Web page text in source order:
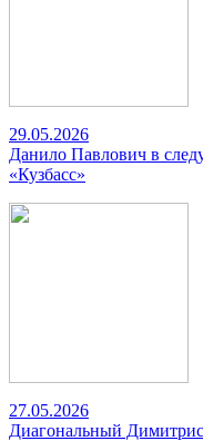
29.05.2026
Данило Павлович в
«Кузбасс»
27.05.2026
Диагональный